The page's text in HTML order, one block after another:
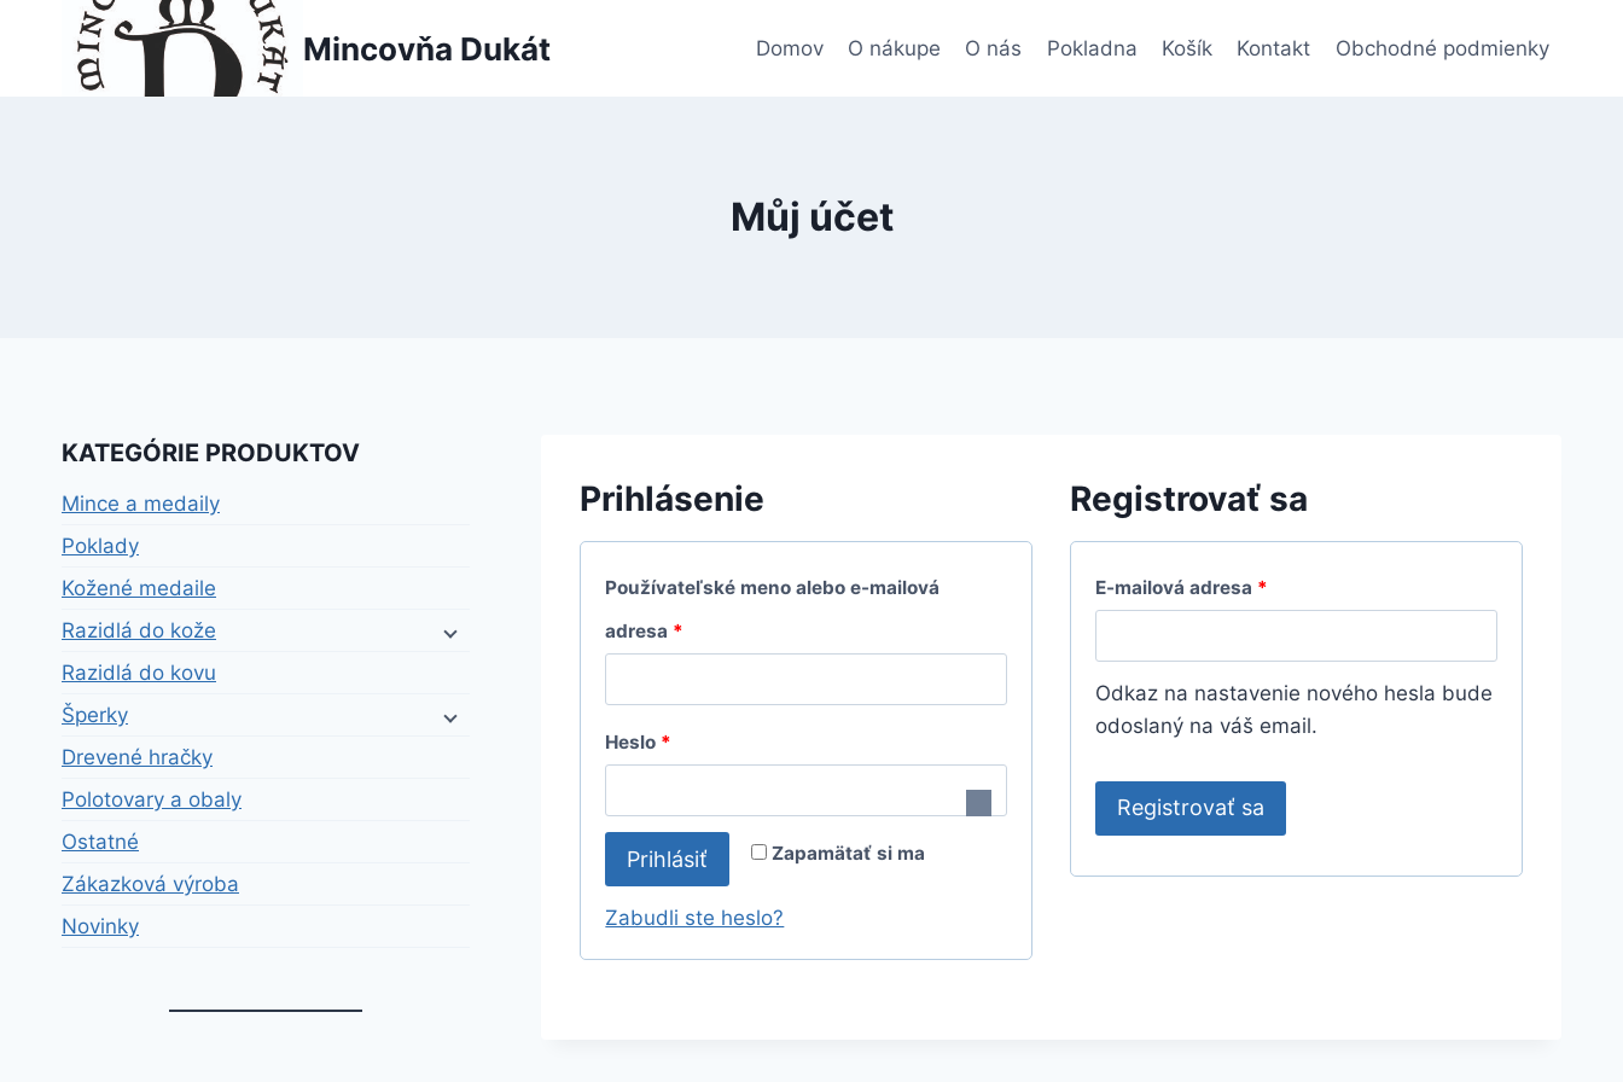
Mincovňa Dukát Domov O nákupe O nás Pokladna Košík Kontakt Obchodné podmienky
Můj účet
Prihlásenie
Používateľské meno alebo e-mailová
adresa *
i
é
Heslo *
v
i
n
n
Zapamätať si ma
Prihlásiť
Zabudli ste heslo?
Registrovať sa
E-mailová adresa *
i
Odkaz na nastavenie nového hesla bude
odoslaný na váš email.
Registrovať sa
KATEGÓRIE PRODUKTOV
Mince a medaily
Poklady
Kožené medaile
Razidlá do kože
Razidlá do kovu
Šperky
Drevené hračky
Polotovary a obaly
Ostatné
Zákazková výroba
Novinky